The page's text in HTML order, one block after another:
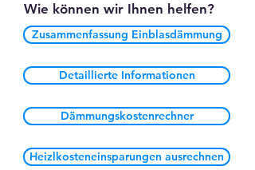
Wie können wir Ihnen helfen?
Zusammenfassung Einblasdämmung
Detaillierte Informationen
Dämmungskostenrechner
Heizlkosteneinsparungen ausrechnen